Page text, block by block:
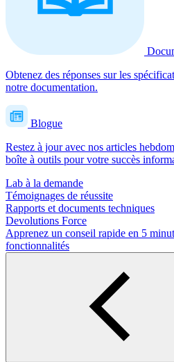
Obtenez des réponses sur les
notre documentation.
Blogue
Restez à jour avec nos articles
boîte à outils pour votre succès
Lab à la demande
Témoignages de réussite
Rapports et documents techniques
Devolutions Force
Apprenez un conseil rapide en 5
fonctionnalités